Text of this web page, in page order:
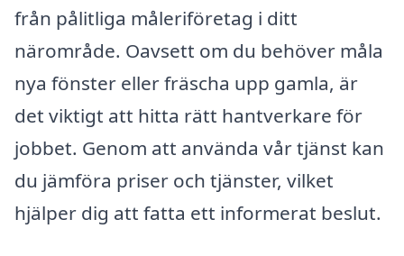
från pålitliga måleriföretag i ditt
närområde. Oavsett om du behöver måla
nya fönster eller fräscha upp gamla, är
det viktigt att hitta rätt hantverkare för
jobbet. Genom att använda vår tjänst kan
du jämföra priser och tjänster, vilket
hjälper dig att fatta ett informerat beslut.